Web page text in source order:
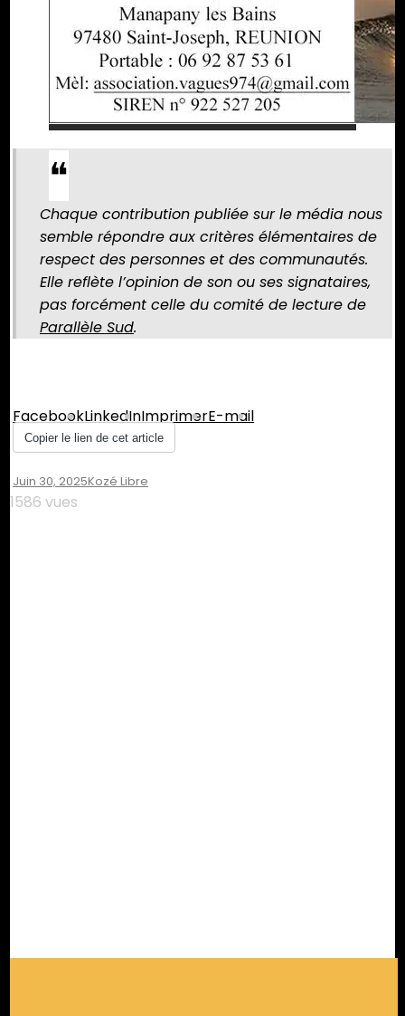
Chaque contribution publiée sur le média nous
semble répondre aux critères élémentaires de
respect des personnes et des communautés.
Elle reflète l’opinion de son ou ses signataires,
pas forcément celle du comité de lecture de
Parallèle Sud.
FacebookLinkedInImprimerE-mail
Copier le lien de cet article
Juin 30, 2025Kozé Libre
1586 vues